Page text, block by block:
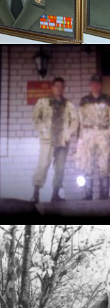
SLS
Буянов Сергей